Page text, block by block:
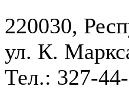
220030,
ул. К.
Тел.: 327-